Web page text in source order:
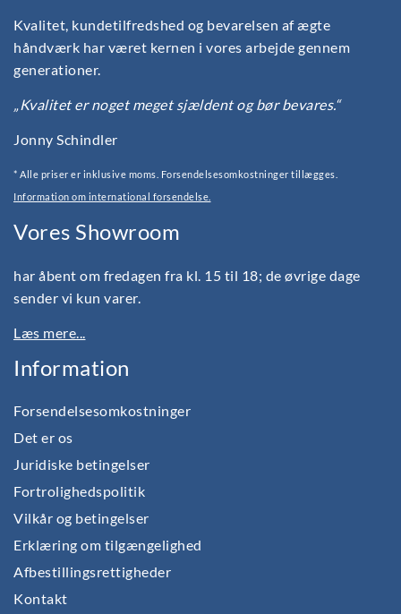
Kvalitet, kundetilfredshed og bevarelsen af ægte
håndværk har været kernen i vores arbejde gennem
generationer.
„Kvalitet er noget meget sjældent og bør bevares.“
Jonny Schindler
* Alle priser er inklusive moms. Forsendelsesomkostninger tillægges.
Information om international forsendelse.
Vores Showroom
har åbent om fredagen fra kl. 15 til 18; de øvrige dage
sender vi kun varer.
Læs mere...
Information
Forsendelsesomkostninger
Det er os
Juridiske betingelser
Fortrolighedspolitik
Vilkår og betingelser
Erklæring om tilgængelighed
Afbestillingsrettigheder
Kontakt